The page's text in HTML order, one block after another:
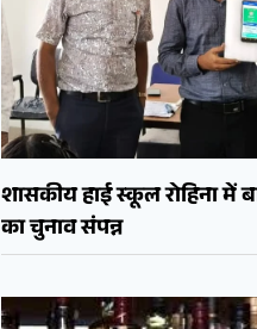
शासकीय हाई स्कूल रोहिना में
का चुनाव संपन्न